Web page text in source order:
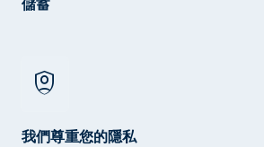
shield_person
我們尊重您的隱私